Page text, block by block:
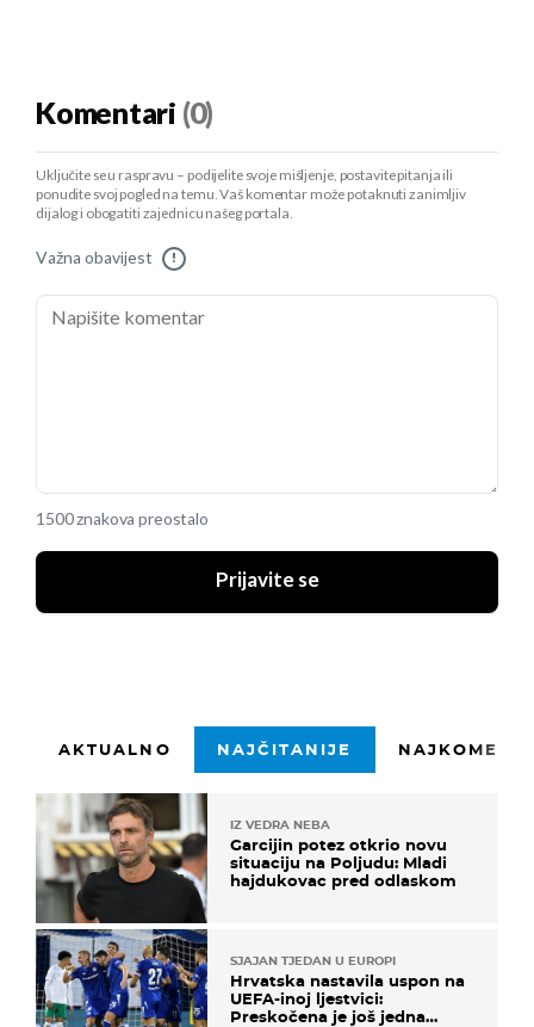
Komentari (0)
Uključite se u raspravu – podijelite svoje mišljenje, postavite pitanja ili
ponudite svoj pogled na temu. Vaš komentar može potaknuti zanimljiv
dijalog i obogatiti zajednicu našeg portala.
Važna obavijest !
1500 znakova preostalo
Prijavite se
AKTUALNO NAJČITANIJE
IZ VEDRA NEBA
Garcijin potez otkrio novu
situaciju na Poljudu: Mladi
hajdukovac pred odlaskom
SJAJAN TJEDAN U EUROPI
Hrvatska nastavila uspon na
UEFA-inoj ljestvici:
Preskočena je još jedna